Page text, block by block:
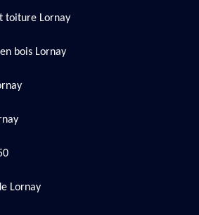
toiture Lornay
bois Lornay
Lornay